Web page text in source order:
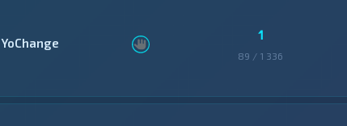
YoChange 1
89 / 1 336